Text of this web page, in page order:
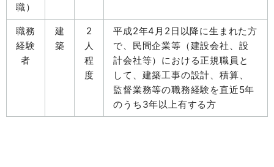
職）
職務
経験
者
建
築
2
人
程
度
平成2年4月2日以降に生まれた方
で、民間企業等（建設会社、設
計会社等）における正規職員と
して、建築工事の設計、積算、
監督業務等の職務経験を直近5年
のうち3年以上有する方